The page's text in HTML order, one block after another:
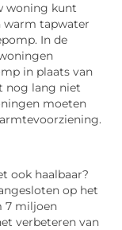
woning kunt
warm tapwater
In de
in plaats van
nog lang niet
moeten
ook haalbaar?
op het
7 miljoen
verbeteren van